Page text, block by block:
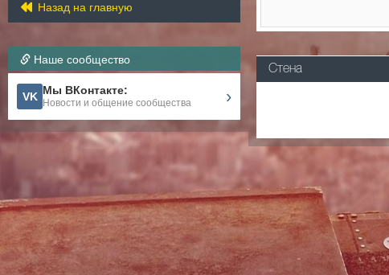
Назад на главную
Наше сообщество
VK Мы ВКонтакте:
Новости и общение сообщества ›
Стена